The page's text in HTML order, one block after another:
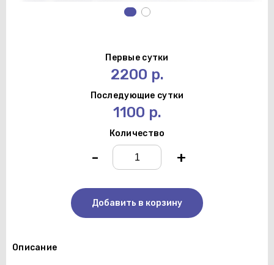
Первые сутки
2200 р.
Последующие сутки
1100 р.
Количество
- +
Добавить в корзину
Описание